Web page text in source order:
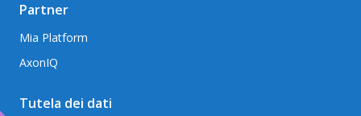
Partner
Mia Platform
AxonIQ
Tutela dei dati